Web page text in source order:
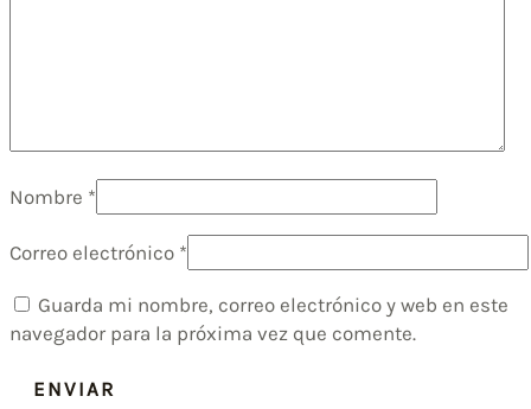
Nombre *
Correo electrónico *
Guarda mi nombre, correo electrónico y web en este
navegador para la próxima vez que comente.